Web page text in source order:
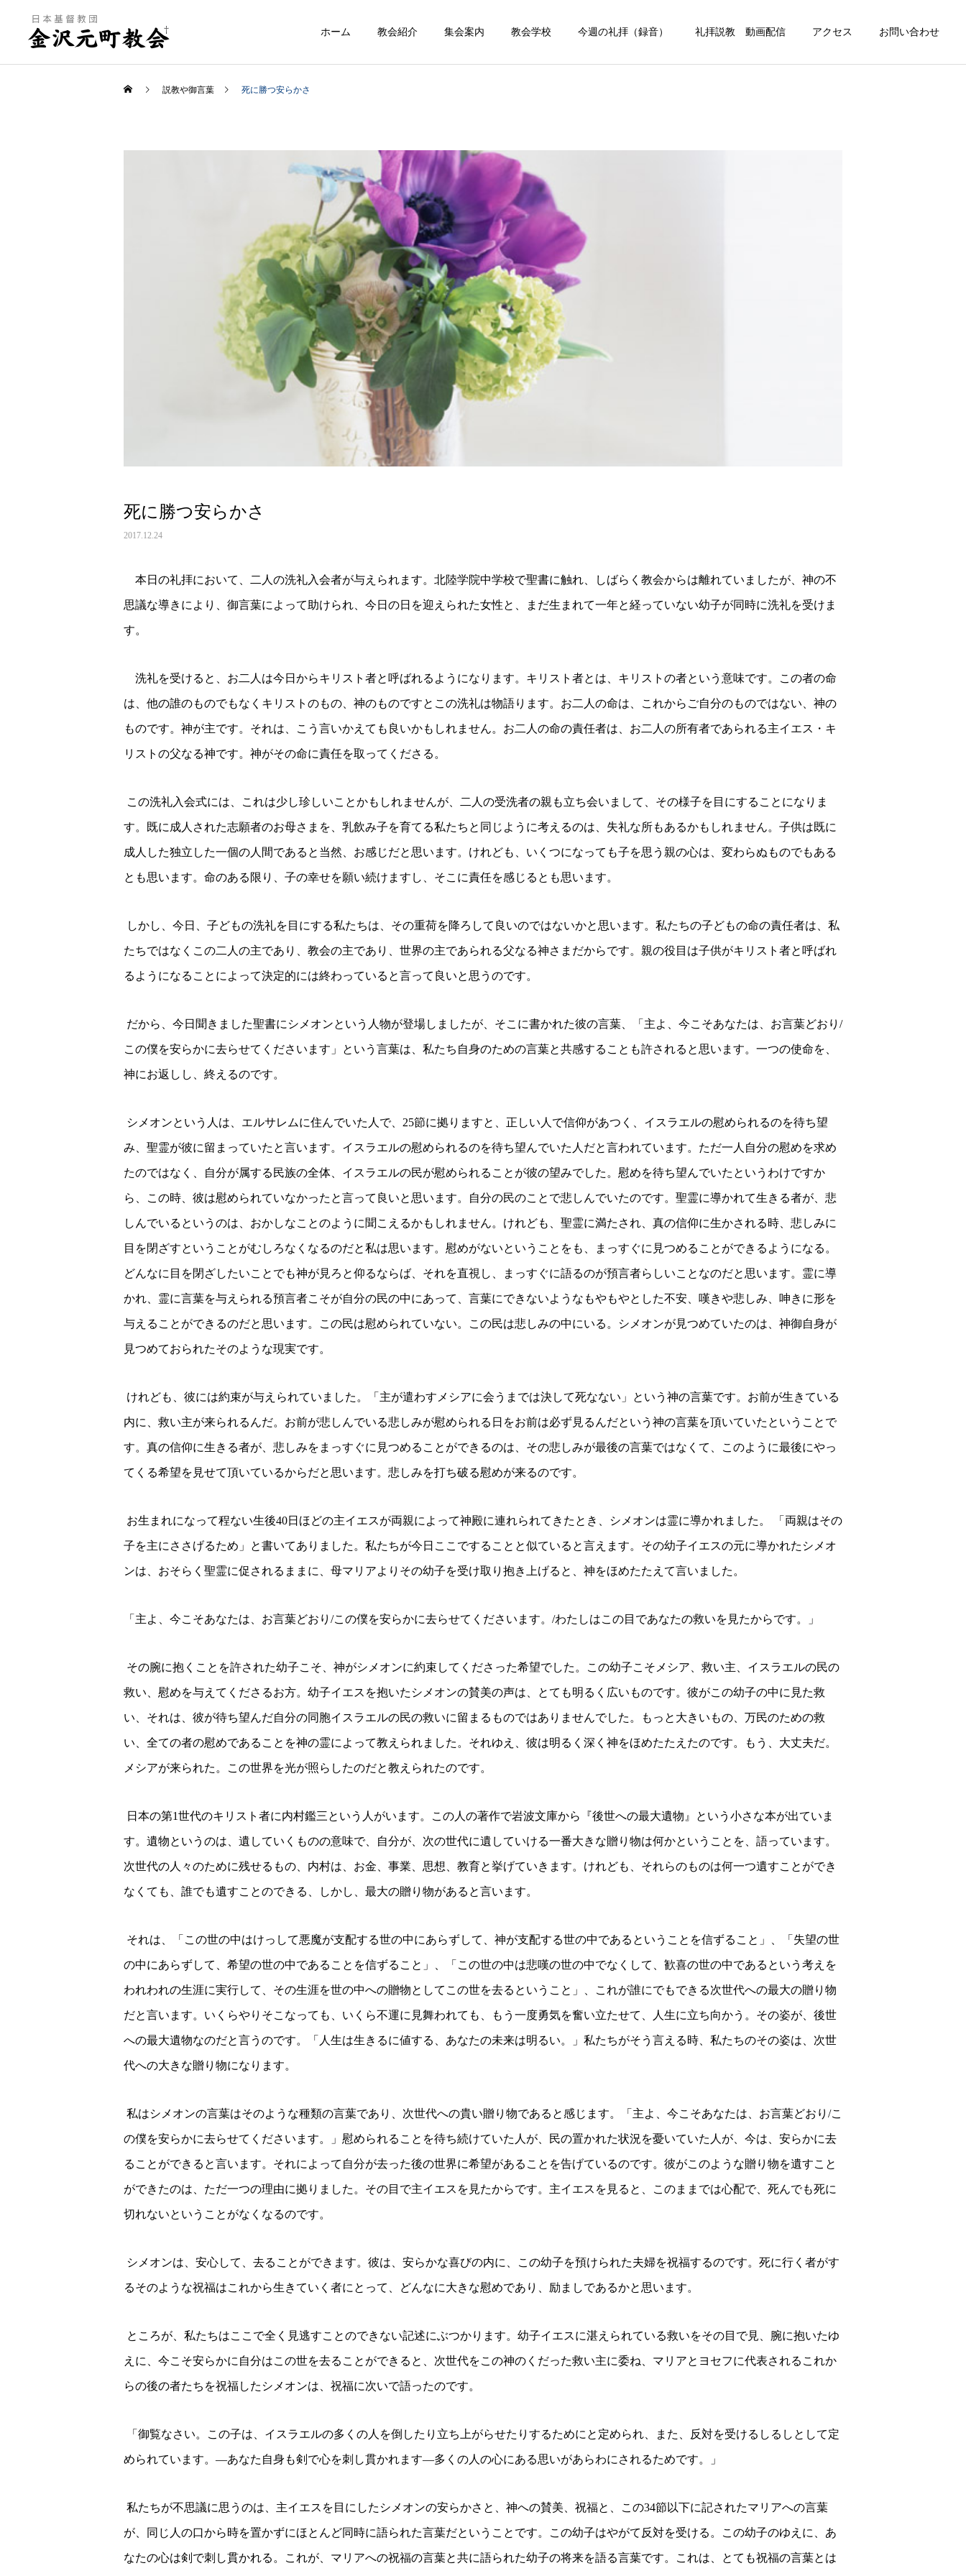
ホーム 教会紹介 集会案内 教会学校 今週の礼拝（録音） 礼拝説教 動画配信 アクセス お問い合わせ
説教や御言葉 死に勝つ安らかさ
死に勝つ安らかさ
2017.12.24
本日の礼拝において、二人の洗礼入会者が与えられます。北陸学院中学校で聖書に触れ、しばらく教会からは離れていましたが、神の不
思議な導きにより、御言葉によって助けられ、今日の日を迎えられた女性と、まだ生まれて一年と経っていない幼子が同時に洗礼を受けま
す。
洗礼を受けると、お二人は今日からキリスト者と呼ばれるようになります。キリスト者とは、キリストの者という意味です。この者の命
は、他の誰のものでもなくキリストのもの、神のものですとこの洗礼は物語ります。お二人の命は、これからご自分のものではない、神の
ものです。神が主です。それは、こう言いかえても良いかもしれません。お二人の命の責任者は、お二人の所有者であられる主イエス・キ
リストの父なる神です。神がその命に責任を取ってくださる。
この洗礼入会式には、これは少し珍しいことかもしれませんが、二人の受洗者の親も立ち会いまして、その様子を目にすることになりま
す。 既に成人された志願者のお母さまを、乳飲み子を育てる私たちと同じように考えるのは、失礼な所もあるかもしれません。子供は既に
成人した独立した一個の人間であると当然、お感じだと思います。けれども、いくつになっても子を思う親の心は、変わらぬものでもある
とも思います。命のある限り、子の幸せを願い続けますし、そこに責任を感じるとも思います。
しかし、今日、子どもの洗礼を目にする私たちは、その重荷を降ろして良いのではないかと思います。私たちの子どもの命の責任者は、私
たちではなくこの二人の主であり、教会の主であり、世界の主であられる父なる神さまだからです。親の役目は子供がキリスト者と呼ばれ
るようになることによって決定的には終わっていると言って良いと思うのです。
だから、今日聞きました聖書にシメオンという人物が登場しましたが、そこに書かれた彼の言葉、「主よ、今こそあなたは、お言葉どおり /
この僕を安らかに去らせてくださいます」という言葉は、私たち自身のための言葉と共感することも許されると思います。 一つの使命を、
神にお返しし、終えるのです。
シメオンという人は、エルサレムに住んでいた人で、 25節に拠りますと、正しい人で信仰があつく、イスラエルの慰められるのを待ち望
み、聖霊が彼に留まっていたと言います。 イスラエルの慰められるのを待ち望んでいた人だと言われています。ただ一人自分の慰めを求め
たのではなく、自分が属する民族の全体、イスラエルの民が慰められることが彼の望みでした。 慰めを待ち望んでいたというわけですか
ら、この時、彼は慰められていなかったと言って良いと思います。自分の民のことで悲しんでいたのです。聖霊に導かれて生きる者が、悲
しんでいるというのは、おかしなことのように聞こえるかもしれません。 けれども、聖霊に満たされ、真の信仰に生かされる時、悲しみに
目を閉ざすということがむしろなくなるのだと私は思います。慰めがないということをも、まっすぐに見つめることができるようになる。
どんなに目を閉ざしたいことでも神が見ろと仰るならば、それを直視し、まっすぐに語るのが預言者らしいことなのだと思います。 霊に導
かれ、霊に言葉を与えられる預言者こそが自分の民の中にあって、言葉にできないようなもやもやとした不安、嘆きや悲しみ、呻きに形を
与えることができるのだと思います。この民は慰められていない。この民は悲しみの中にいる。シメオンが見つめていたのは、神御自身が
見つめておられたそのような現実です。
けれども、彼には約束が与えられていました。「主が遣わすメシアに会うまでは決して死なない」という神の言葉です。 お前が生きている
内に、救い主が来られるんだ。お前が悲しんでいる悲しみが慰められる日をお前は必ず見るんだという神の言葉を頂いていたということで
す。 真の信仰に生きる者が、悲しみをまっすぐに見つめることができるのは、その悲しみが最後の言葉ではなくて、このように最後にやっ
てくる希望を見せて頂いているからだと思います。悲しみを打ち破る慰めが来るのです。
お生まれになって程ない生後40日ほどの主イエスが両親によって神殿に連れられてきたとき、シメオンは霊に導かれました。 「両親はその
子を主にささげるため」と書いてありました。私たちが今日ここですることと似ていると言えます。 その幼子イエスの元に導かれたシメオ
ンは、おそらく聖霊に促されるままに、母マリアよりその幼子を受け取り抱き上げると、神をほめたたえて言いました。
「主よ、今こそあなたは、お言葉どおり /この僕を安らかに去らせてくださいます。 /わたしはこの目であなたの救いを見たからです。」
その腕に抱くことを許された幼子こそ、神がシメオンに約束してくださった希望でした。この幼子こそメシア、救い主、イスラエルの民の
救い、慰めを与えてくださるお方。 幼子イエスを抱いたシメオンの賛美の声は、とても明るく広いものです。彼がこの幼子の中に見た救
い、それは、彼が待ち望んだ自分の同胞イスラエルの民の救いに留まるものではありませんでした。もっと大きいもの、万民のための救
い、全ての者の慰めであることを神の霊によって教えられました。それゆえ、彼は明るく深く神をほめたたえたのです。 もう、大丈夫だ。
メシアが来られた。この世界を光が照らしたのだと教えられたのです。
日本の第1世代のキリスト者に内村鑑三という人がいます。この人の著作で岩波文庫から『後世への最大遺物』という小さな本が出ていま
す。 遺物というのは、遺していくものの意味で、自分が、次の世代に遺していける一番大きな贈り物は何かということを、語っています。
次世代の人々のために残せるもの、内村は、お金、事業、思想、教育と挙げていきます。けれども、それらのものは何一つ遺すことができ
なくても、誰でも遺すことのできる、しかし、最大の贈り物があると言います。
それは、「この世の中はけっして悪魔が支配する世の中にあらずして、神が支配する世の中であるということを信ずること」、「失望の世
の中にあらずして、希望の世の中であることを信ずること」、「この世の中は悲嘆の世の中でなくして、歓喜の世の中であるという考えを
われわれの生涯に実行して、その生涯を世の中への贈物としてこの世を去るということ」、これが誰にでもできる次世代への最大の贈り物
だと言います。 いくらやりそこなっても、いくら不運に見舞われても、もう一度勇気を奮い立たせて、人生に立ち向かう。その姿が、後世
への最大遺物なのだと言うのです。 「人生は生きるに値する、あなたの未来は明るい。」私たちがそう言える時、私たちのその姿は、次世
代への大きな贈り物になります。
私はシメオンの言葉はそのような種類の言葉であり、次世代への貴い贈り物であると感じます。「主よ、今こそあなたは、お言葉どおり /こ
の僕を安らかに去らせてくださいます。」 慰められることを待ち続けていた人が、民の置かれた状況を憂いていた人が、今は、安らかに去
ることができると言います。それによって自分が去った後の世界に希望があることを告げているのです。 彼がこのような贈り物を遺すこと
ができたのは、ただ一つの理由に拠りました。その目で主イエスを見たからです。主イエスを見ると、このままでは心配で、死んでも死に
切れないということがなくなるのです。
シメオンは、安心して、去ることができます。彼は、安らかな喜びの内に、この幼子を預けられた夫婦を祝福するのです。死に行く者がす
るそのような祝福はこれから生きていく者にとって、どんなに大きな慰めであり、励ましであるかと思います。
ところが、私たちはここで全く見逃すことのできない記述にぶつかります。 幼子イエスに湛えられている救いをその目で見、腕に抱いたゆ
えに、今こそ安らかに自分はこの世を去ることができると、次世代をこの神のくだった救い主に委ね、マリアとヨセフに代表されるこれか
らの後の者たちを祝福したシメオンは、祝福に次いで語ったのです。
「御覧なさい。この子は、イスラエルの多くの人を倒したり立ち上がらせたりするためにと定められ、また、反対を受けるしるしとして定
められています。 ―あなた自身も剣で心を刺し貫かれます―多くの人の心にある思いがあらわにされるためです。」
私たちが不思議に思うのは、主イエスを目にしたシメオンの安らかさと、神への賛美、祝福と、この34節以下に記されたマリアへの言葉
が、同じ人の口から時を置かずにほとんど同時に語られた言葉だということです。 この幼子はやがて反対を受ける。この幼子のゆえに、あ
なたの心は剣で刺し貫かれる。これが、マリアへの祝福の言葉と共に語られた幼子の将来を語る言葉です。 これは、とても祝福の言葉とは